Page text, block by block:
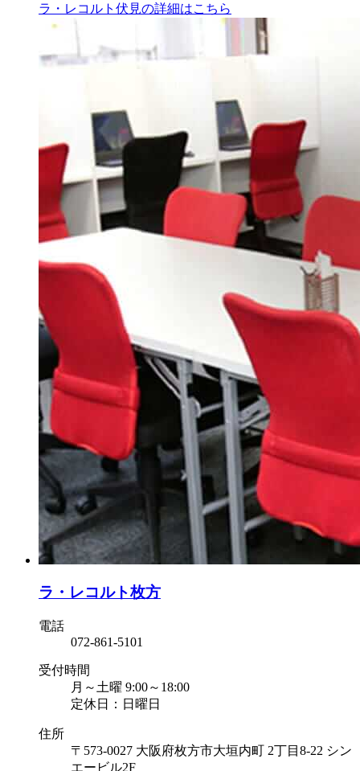
ラ・レコルト伏見の詳細はこちら
ラ・レコルト枚方
電話
072-861-5101
受付時間
月～土曜 9:00～18:00
定休日：日曜日
住所
〒573-0027 大阪府枚方市大垣内町 2丁目8-22 シン
エービル2F